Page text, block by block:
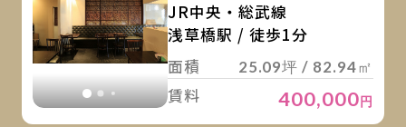
JR中央・総武線
浅草橋駅 / 徒歩1分
面積
25.09坪 / 82.94㎡
賃料 400,000円